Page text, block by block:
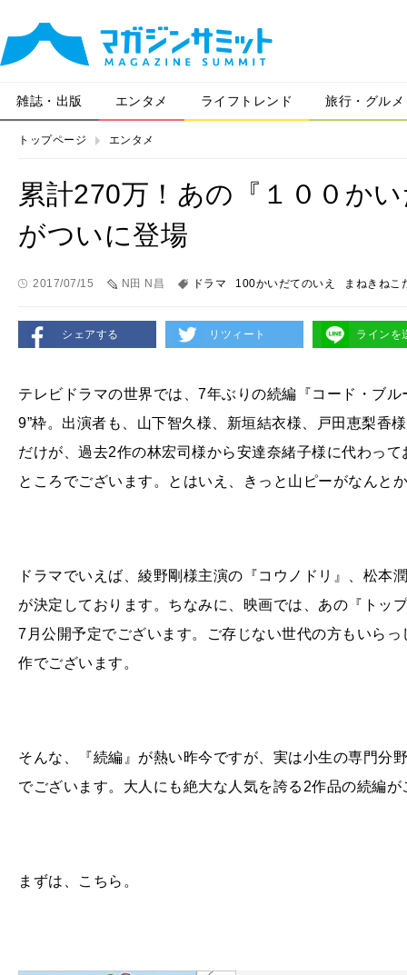
雑誌・出版 エンタメ ライフトレンド 旅行・グルメ
トップページ エンタメ
累計270万！あの『１００か
がついに登場
2017/07/15 N田 N昌 ドラマ 100かいだてのいえ まねきねこ
シェアする リツィート ラインを
テレビドラマの世界では、 7年ぶりの続編『コード・ブ
9”枠。出演者も、山下智久様、新垣結衣様、戸田恵梨香
だけが、過去2作の林宏司様から安達奈緒子様に代わっ
ところでございます。とはいえ、きっと山ピーがなんと
ドラマでいえば、綾野剛様主演の『コウノドリ』、松本
が決定しております。ちなみに、映画では、あの『トッ
7 月公開予定でございます。ご存じない世代の方もいら
作でございます。
そんな、『続編』が熱い昨今ですが、実は小生の専門分
でございます。大人にも絶大な人気を誇る 2作品の続編が
まずは、こちら。